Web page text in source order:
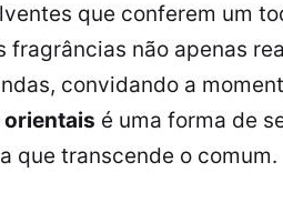
que conferem um
fragrâncias não apenas
convidando a
é uma forma de
que transcende o comum.